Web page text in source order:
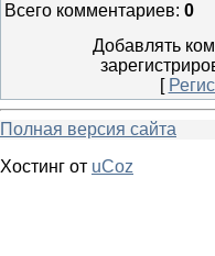
Всего комментариев: 0
Добавлять
[
Полная версия сайта
Хостинг от uCoz